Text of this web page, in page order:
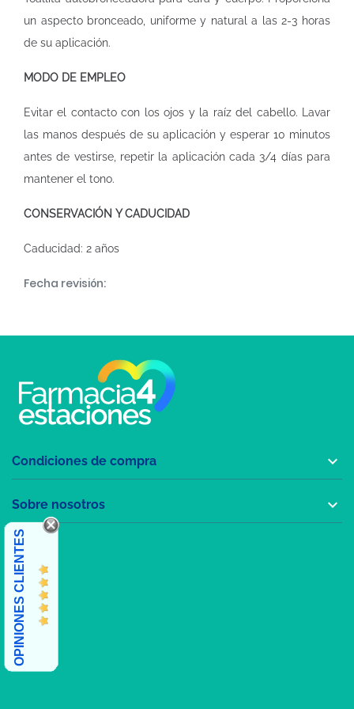
un aspecto bronceado, uniforme y natural a las 2-3 horas
de su aplicación.
MODO DE EMPLEO
Evitar el contacto con los ojos y la raíz del cabello. Lavar
las manos después de su aplicación y esperar 10 minutos
antes de vestirse, repetir la aplicación cada 3/4 días para
mantener el tono.
CONSERVACIÓN Y CADUCIDAD
Caducidad: 2 años
Fecha revisión:
Condiciones de compra 
Sobre nosotros 
OPINIONES CLIENTES